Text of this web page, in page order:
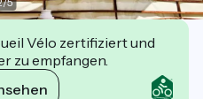
Vélo zertifiziert und
zu empfangen.